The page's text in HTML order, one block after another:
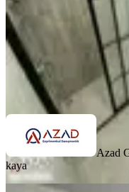
Azad Gayrimenkul
Azad
kaya
SİTE İÇİ